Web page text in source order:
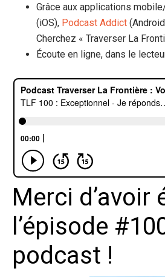
Grâce aux applications
(iOS), Podcast Addict
Cherchez « Traverser La
Écoute en ligne, dans le
Merci d’avoir
l’épisode
podcast !